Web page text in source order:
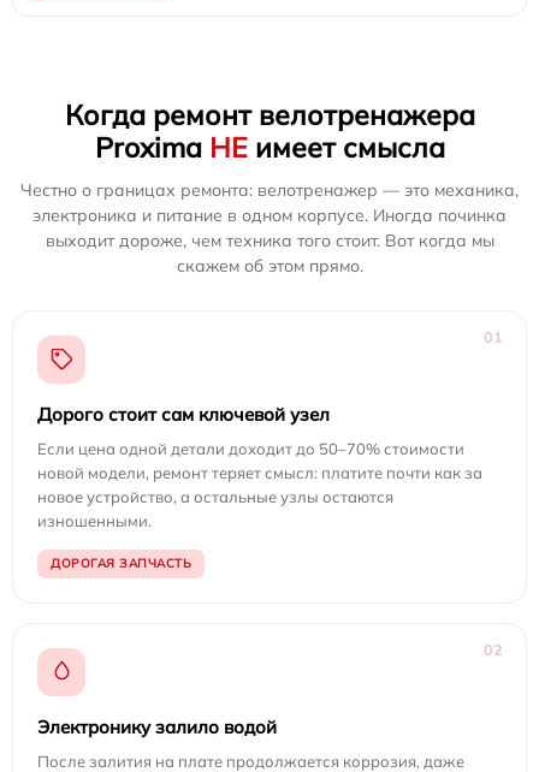
Когда ремонт велотренажера
Proxima НЕимеет смысла
Честно о границах ремонта: велотренажер — это механика,
электроника и питание в одном корпусе. Иногда починка
выходит дороже, чем техника того стоит. Вот когда мы
скажем об этом прямо.
01
Дорого стоит сам ключевой узел
Если цена одной детали доходит до 50–70% стоимости
новой модели, ремонт теряет смысл: платите почти как за
новое устройство, а остальные узлы остаются
изношенными.
ДОРОГАЯ ЗАПЧАСТЬ
02
Электронику залило водой
После залития на плате продолжается коррозия, даже